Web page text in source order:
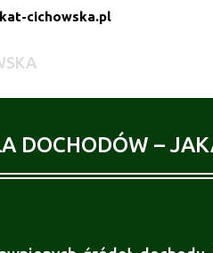
cichowska.pl
DOCHODÓW –